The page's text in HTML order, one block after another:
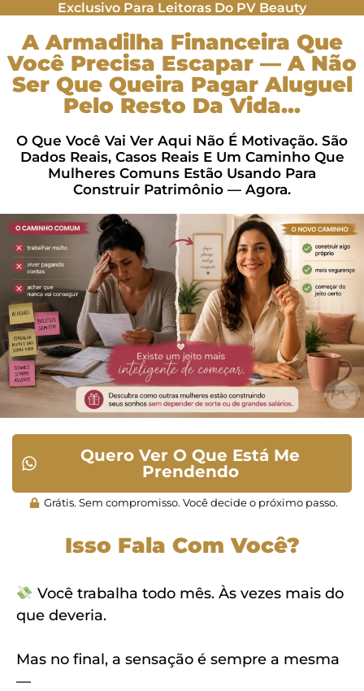
Exclusivo Para Leitoras Do PV Beauty
A Armadilha Financeira Que
Você Precisa Escapar — A Não
Ser Que Queira Pagar Aluguel
Pelo Resto Da Vida...
O Que Você Vai Ver Aqui Não É Motivação. São
Dados Reais, Casos Reais E Um Caminho Que
Mulheres Comuns Estão Usando Para
Construir Patrimônio — Agora.
Quero Ver O Que Está Me
Prendendo
Grátis. Sem compromisso. Você decide o próximo passo.
Isso Fala Com Você?
Você trabalha todo mês. Às vezes mais do
que deveria.
Mas no final, a sensação é sempre a mesma
—